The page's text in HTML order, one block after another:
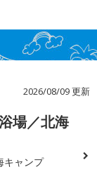
2026/08/09 更新
場／北海
キャンプ